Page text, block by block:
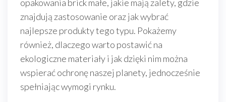
opakowania brick małe, jakie mają zalety, gdzie
znajdują zastosowanie oraz jak wybrać
najlepsze produkty tego typu. Pokażemy
również, dlaczego warto postawić na
ekologiczne materiały i jak dzięki nim można
wspierać ochronę naszej planety, jednocześnie
spełniając wymogi rynku.